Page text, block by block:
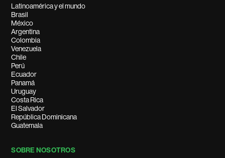
Latinoamérica y el mundo
Brasil
México
Argentina
Colombia
Venezuela
Chile
Perú
Ecuador
Panamá
Uruguay
Costa Rica
El Salvador
República Dominicana
Guatemala
SOBRE NOSOTROS